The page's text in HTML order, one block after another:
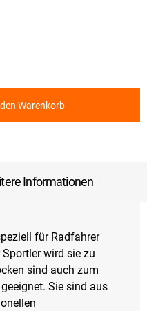
Warenkorb
Informationen
für Radfahrer
wird sie zu
sind auch zum
Sie sind aus